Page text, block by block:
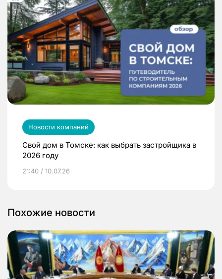
Новости компаний
Свой дом в Томске: как выбрать застройщика в
2026 году
21:40 / 10.07.26
Похожие новости